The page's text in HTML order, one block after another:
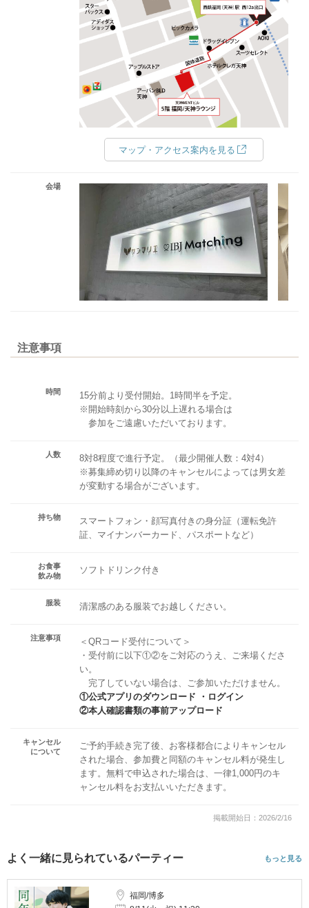
マップ・アクセス案内を見る
会場
注意事項
時間
15分前より受付開始。1時間半を予定。
※開始時刻から30分以上遅れる場合は
参加をご遠慮いただいております。
人数
8対8程度で進行予定。（最少開催人数：4対4）
※募集締め切り以降のキャンセルによっては男女差
が変動する場合がございます。
持ち物
スマートフォン・顔写真付きの身分証（運転免許
証、マイナンバーカード、パスポートなど）
お食事
飲み物
ソフトドリンク付き
服装 清潔感のある服装でお越しください。
注意事項
＜QRコード受付について＞
・受付前に以下①②をご対応のうえ、ご来場くださ
い。
完了していない場合は、ご参加いただけません。
①公式アプリのダウンロード ・ログイン
②本人確認書類の事前アップロード
キャンセル
について
ご予約手続き完了後、お客様都合によりキャンセル
された場合、参加費と同額のキャンセル料が発生し
ます。無料で申込された場合は、一律1,000円のキ
ャンセル料をお支払いいただきます。
掲載開始日：2026/2/16
よく一緒に見られているパーティー もっと見る
福岡/博多